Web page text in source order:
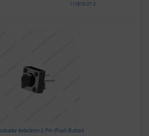
111815-37-2
6x6x5mm 2 Pin (Push Button)